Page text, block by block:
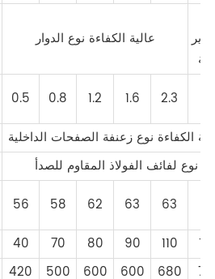
عالية الكفاءة نوع الدوار
0.5 0.8 1.2 1.6 2.3
الكفاءة نوع زعنفة الصفحات الداخلية
نوع لفائف الفولاذ المقاوم للصدأ
56 58 62 63 63
40 70 80 90 110
420 500 600 600 680